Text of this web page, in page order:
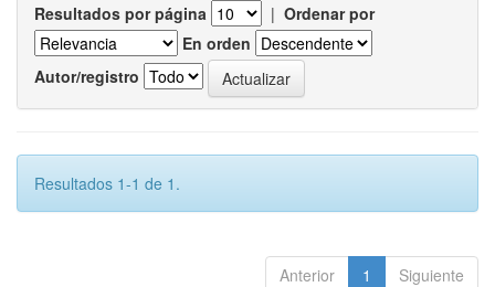
Resultados por página | Ordenar por
En orden
Autor/registro
Resultados 1-1 de 1.
Anterior 1 Siguiente